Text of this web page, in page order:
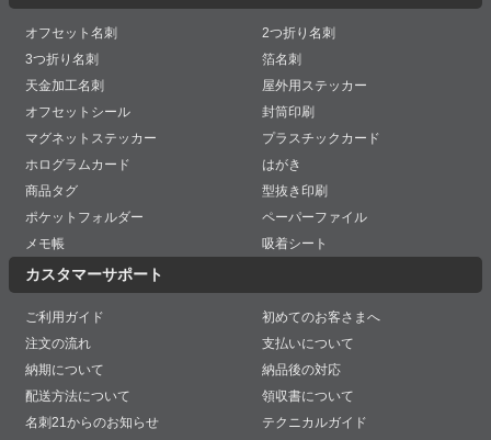
オフセット名刺
2つ折り名刺
3つ折り名刺
箔名刺
天金加工名刺
屋外用ステッカー
オフセットシール
封筒印刷
マグネットステッカー
プラスチックカード
ホログラムカード
はがき
商品タグ
型抜き印刷
ポケットフォルダー
ペーパーファイル
メモ帳
吸着シート
カスタマーサポート
ご利用ガイド
初めてのお客さまへ
注文の流れ
支払いについて
納期について
納品後の対応
配送方法について
領収書について
名刺21からのお知らせ
テクニカルガイド